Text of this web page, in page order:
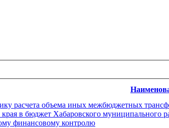
расчета объема иных межбюджетных
в бюджет Хабаровского муниципального
финансовому контролю